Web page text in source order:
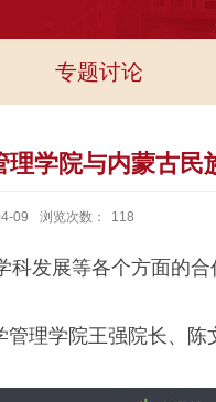
专题讨论
学院与内蒙古民
09 浏览次数： 118
发展等各个方面的合
理学院王强院长、